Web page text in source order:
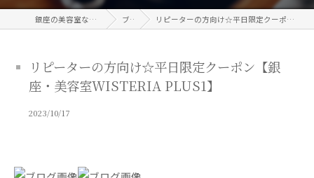
銀座の美容室なら信頼のWISTERIA ブログ リピーターの方向け☆平日限定クーポン【銀座・美容室WISTERIA PLUS1】
リピーターの方向け☆平日限定クーポン【銀
座・美容室WISTERIA PLUS1】
2023/10/17